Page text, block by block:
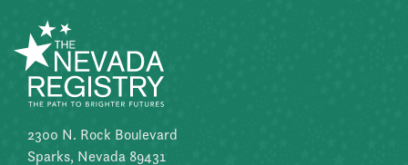
2300 N. Rock Boulevard
Sparks, Nevada 89431